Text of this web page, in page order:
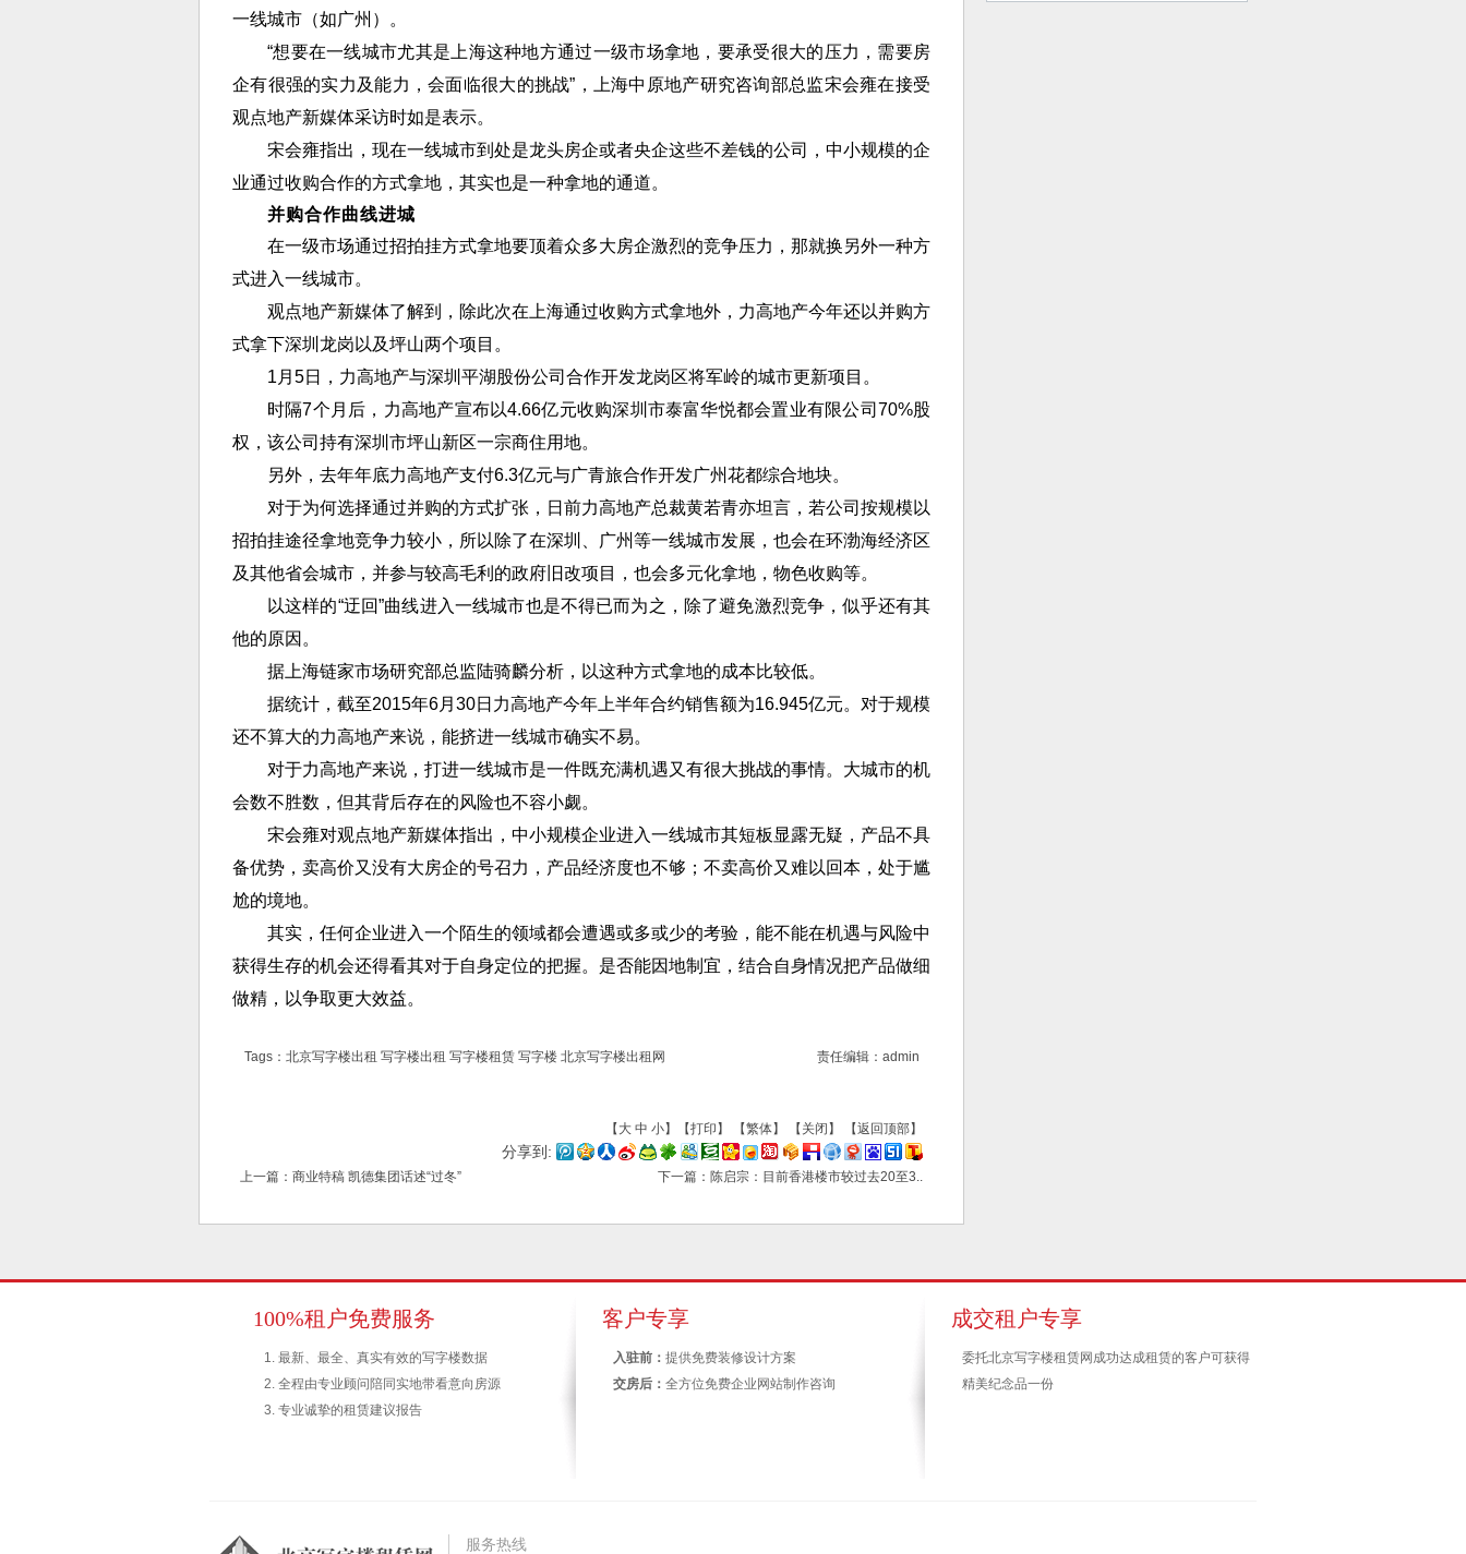
一线城市（如广州）。
“想要在一线城市尤其是上海这种地方通过一级市场拿地，要承受很大的压力，需要房
企有很强的实力及能力，会面临很大的挑战”，上海中原地产研究咨询部总监宋会雍在接受
观点地产新媒体采访时如是表示。
宋会雍指出，现在一线城市到处是龙头房企或者央企这些不差钱的公司，中小规模的企
业通过收购合作的方式拿地，其实也是一种拿地的通道。
并购合作曲线进城
在一级市场通过招拍挂方式拿地要顶着众多大房企激烈的竞争压力，那就换另外一种方
式进入一线城市。
观点地产新媒体了解到，除此次在上海通过收购方式拿地外，力高地产今年还以并购方
式拿下深圳龙岗以及坪山两个项目。
1月5日，力高地产与深圳平湖股份公司合作开发龙岗区将军岭的城市更新项目。
时隔7个月后，力高地产宣布以4.66亿元收购深圳市泰富华悦都会置业有限公司70%股
权，该公司持有深圳市坪山新区一宗商住用地。
另外，去年年底力高地产支付6.3亿元与广青旅合作开发广州花都综合地块。
对于为何选择通过并购的方式扩张，日前力高地产总裁黄若青亦坦言，若公司按规模以
招拍挂途径拿地竞争力较小，所以除了在深圳、广州等一线城市发展，也会在环渤海经济区
及其他省会城市，并参与较高毛利的政府旧改项目，也会多元化拿地，物色收购等。
以这样的“迂回”曲线进入一线城市也是不得已而为之，除了避免激烈竞争，似乎还有其
他的原因。
据上海链家市场研究部总监陆骑麟分析，以这种方式拿地的成本比较低。
据统计，截至2015年6月30日力高地产今年上半年合约销售额为16.945亿元。对于规模
还不算大的力高地产来说，能挤进一线城市确实不易。
对于力高地产来说，打进一线城市是一件既充满机遇又有很大挑战的事情。大城市的机
会数不胜数，但其背后存在的风险也不容小觑。
宋会雍对观点地产新媒体指出，中小规模企业进入一线城市其短板显露无疑，产品不具
备优势，卖高价又没有大房企的号召力，产品经济度也不够；不卖高价又难以回本，处于尴
尬的境地。
其实，任何企业进入一个陌生的领域都会遭遇或多或少的考验，能不能在机遇与风险中
获得生存的机会还得看其对于自身定位的把握。是否能因地制宜，结合自身情况把产品做细
做精，以争取更大效益。
Tags： 北京写字楼出租 写字楼出租 写字楼租赁 写字楼 北京写字楼出租网 责任编辑：admin
【 大 中 小】【打印 】 【繁体】 【 关闭 】 【返回顶部】
分享到:
上一篇 ： 商业特稿 凯德集团话述“过冬” 下一篇 ： 陈启宗：目前香港楼市较过去20至3..
100%租户免费服务
1. 最新、最全、真实有效的写字楼数据
2. 全程由专业顾问陪同实地带看意向房源
3. 专业诚挚的租赁建议报告
客户专享
入驻前： 提供免费装修设计方案
交房后： 全方位免费企业网站制作咨询
成交租户专享
委托北京写字楼租赁网成功达成租赁的客户可获得
精美纪念品一份
服务热线